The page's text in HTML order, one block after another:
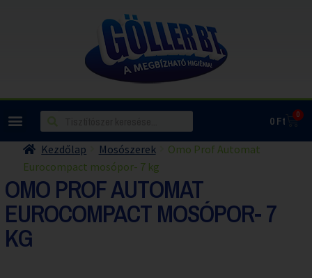
0Ft 0
Kezdőlap Mosószerek
Omo Prof Automat
Eurocompact mosópor- 7 kg
OMO PROF AUTOMAT
EUROCOMPACT MOSÓPOR- 7
KG